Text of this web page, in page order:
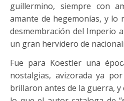
guillermino, siempre con
amante de hegemonías, y lo
desmembración del Imperio
un gran hervidero de
Fue para Koestler una
nostalgias, avizorada ya
brillaron antes de la guerra,